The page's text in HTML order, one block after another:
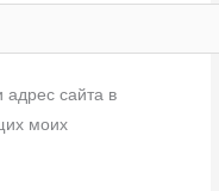
сайта в
моих